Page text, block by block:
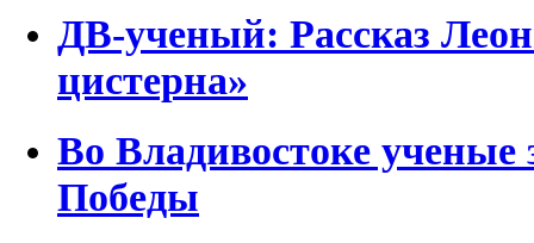
ДВ-ученый: Рассказ
цистерна»
Во Владивостоке
Победы